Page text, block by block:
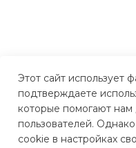
Этот сайт использует
подтверждаете
которые помогают нам
пользователей.
cookie в настройках